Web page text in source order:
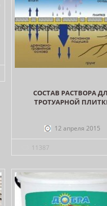
СОСТАВ РАСТВОРА
ТРОТУАРНОЙ
12 апреля 2015
11387